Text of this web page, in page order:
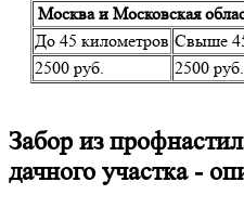
Москва и Московская
До 45 километров Свыше
2500 руб.
2500
Забор из
дачного участка -